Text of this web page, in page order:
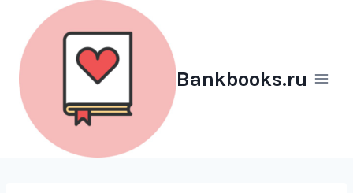
Перейти
содержимому
Bankbooks.ru